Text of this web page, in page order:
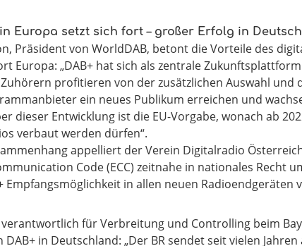
in Europa setzt sich fort – großer Erfolg in
Präsident von WorldDAB, betont die Vorteile des
Europa: „DAB+ hat sich als zentrale
profitieren von der zusätzlichen Auswahl und
ein neues Publikum erreichen und
dieser Entwicklung ist die EU-Vorgabe, wonach ab
verbaut werden dürfen“.
appelliert der Verein Digitalradio
Code (ECC) zeitnahe in nationales Recht
Empfangsmöglichkeit in allen neuen
verantwortlich für Verbreitung und Controlling beim
DAB+ in Deutschland: „Der BR sendet seit vielen